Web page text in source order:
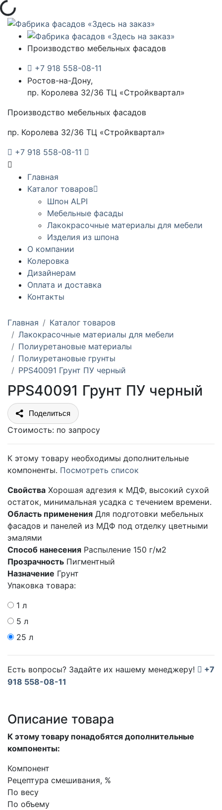
Загрузка...
Производство мебельных фасадов
+7 918 558-08-11
Ростов-на-Дону,
пр. Королева 32/36 ТЦ «Стройквартал»
Производство мебельных фасадов
пр. Королева 32/36 ТЦ «Стройквартал»
+7 918 558-08-11
Главная
Каталог товаров
Шпон ALPI
Мебельные фасады
Лакокрасочные материалы для мебели
Изделия из шпона
О компании
Колеровка
Дизайнерам
Оплата и доставка
Контакты
Главная
Каталог товаров
Лакокрасочные материалы для мебели
Полиуретановые материалы
Полиуретановые грунты
PPS40091 Грунт ПУ черный
PPS40091 Грунт ПУ черный
Поделиться
Стоимость: по запросу
К этому товару необходимы дополнительные
компоненты. Посмотреть список
Свойства Хорошая адгезия к МДФ, высокий сухой
остаток, минимальная усадка с течением времени.
Область применения Для подготовки мебельных
фасадов и панелей из МДФ под отделку цветными
эмалями
Способ нанесения Распыление 150 г/м2
Прозрачность Пигментный
Назначение Грунт
Упаковка товара:
1 л
5 л
25 л
Есть вопросы? Задайте их нашему менеджеру!
+7
918 558-08-11
Описание товара
К этому товару понадобятся дополнительные
компоненты:
Компонент
Рецептура смешивания, %
По весу
По объему